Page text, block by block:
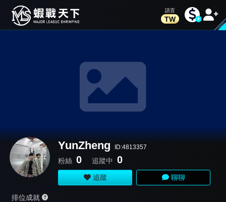
TW
YunZheng ID:4813357
粉絲 0 追蹤中 0
追蹤 聊聊
排位成就